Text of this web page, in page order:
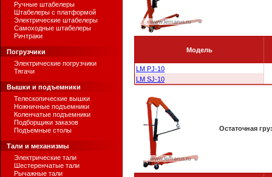
Ручные штабелеры
Штабелеры с платформой
Электрические штабелеры
Самоходные штабелеры
Ричтраки
Погрузчики
Электрические погрузчики
Тягачи
Вышки и подъемники
Телескопические вышки
Ножничные подъемники
Коленчатые подъемники
Подборщики заказов
Подъемные столы
Тали и механизмы
Электрические тали
Шестеренчатые тали
Рычажные тали
Модель
LM PJ-10
LM SJ-10
Остаточная